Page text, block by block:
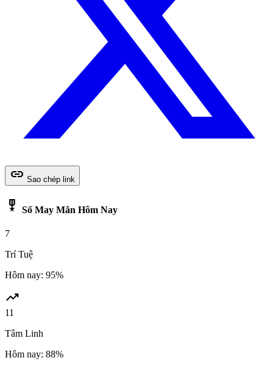
link Sao chép link
military_tech Số May Mắn Hôm Nay
7
Trí Tuệ
Hôm nay: 95%
trending_up
11
Tâm Linh
Hôm nay: 88%